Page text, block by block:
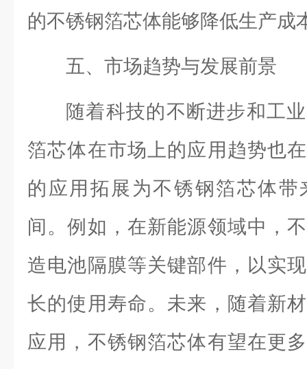
的不锈钢箔芯体能够降低生产成
五、市场趋势与发展前景
随着科技的不断进步和工
箔芯体在市场上的应用趋势也
的应用拓展为不锈钢箔芯体
间。例如，在新能源领域中，
造电池隔膜等关键部件，以实
长的使用寿命。未来，随着新
应用，不锈钢箔芯体有望在更